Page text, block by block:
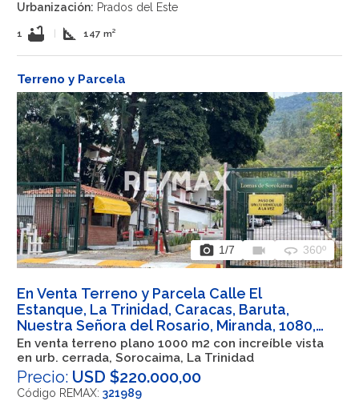
Urbanización: Prados del Este
1 bathtub square_foot 147 m²
Terreno y Parcela
photo_camera 1/7 videocam 360 360º
En Venta Terreno y Parcela Calle El
Estanque, La Trinidad, Caracas, Baruta,
Nuestra Señora del Rosario, Miranda, 1080,
VEN
En venta terreno plano 1000 m2 con increíble vista
en urb. cerrada, Sorocaima, La Trinidad
Precio: USD $220.000,00
Código REMAX: 321989